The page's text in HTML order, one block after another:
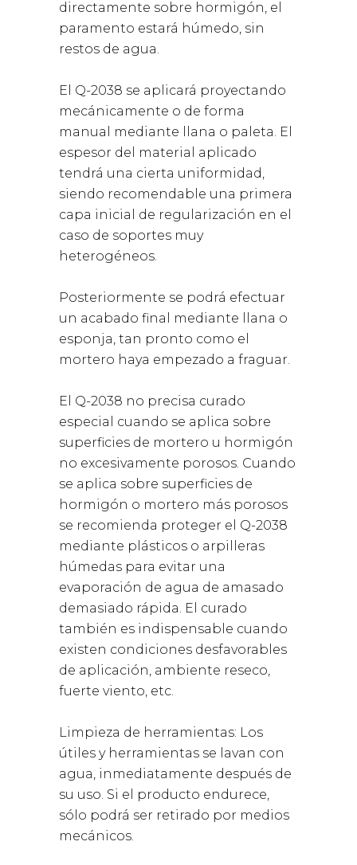
directamente sobre hormigón, el
paramento estará húmedo, sin
restos de agua.
El Q-2038 se aplicará proyectando
mecánicamente o de forma
manual mediante llana o paleta. El
espesor del material aplicado
tendrá una cierta uniformidad,
siendo recomendable una primera
capa inicial de regularización en el
caso de soportes muy
heterogéneos.
Posteriormente se podrá efectuar
un acabado final mediante llana o
esponja, tan pronto como el
mortero haya empezado a fraguar.
El Q-2038 no precisa curado
especial cuando se aplica sobre
superficies de mortero u hormigón
no excesivamente porosos. Cuando
se aplica sobre superficies de
hormigón o mortero más porosos
se recomienda proteger el Q-2038
mediante plásticos o arpilleras
húmedas para evitar una
evaporación de agua de amasado
demasiado rápida. El curado
también es indispensable cuando
existen condiciones desfavorables
de aplicación, ambiente reseco,
fuerte viento, etc.
Limpieza de herramientas: Los
útiles y herramientas se lavan con
agua, inmediatamente después de
su uso. Si el producto endurece,
sólo podrá ser retirado por medios
mecánicos.